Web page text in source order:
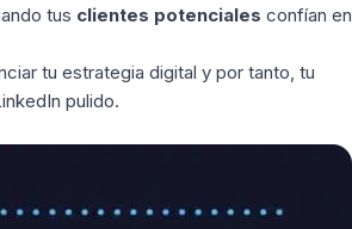
tus clientes potenciales confían en
tu estrategia digital y por tanto, tu
pulido.